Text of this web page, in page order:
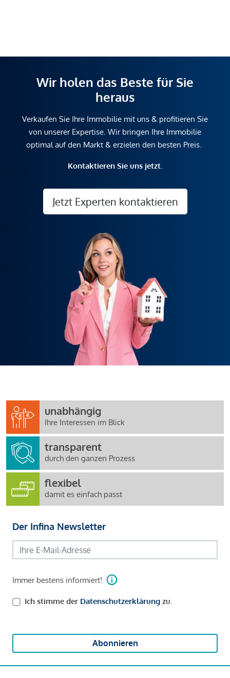
Wir holen das Beste für Sie
heraus
Verkaufen Sie Ihre Immobilie mit uns & profitieren Sie
von unserer Expertise. Wir bringen Ihre Immobilie
optimal auf den Markt & erzielen den besten Preis.
Kontaktieren Sie uns jetzt.
Jetzt Experten kontaktieren
unabhängig
Ihre Interessen im Blick
transparent
durch den ganzen Prozess
flexibel
damit es einfach passt
Der Infina Newsletter
Immer bestens informiert!
Ich stimme der Datenschutzerklärung zu.
Abonnieren